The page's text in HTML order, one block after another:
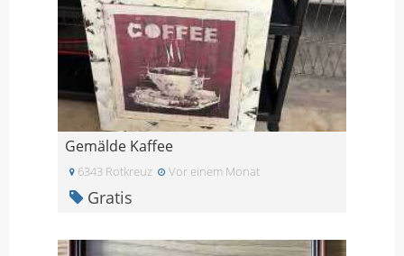
Gemälde Kaffee
6343 Rotkreuz Vor einem Monat
Gratis